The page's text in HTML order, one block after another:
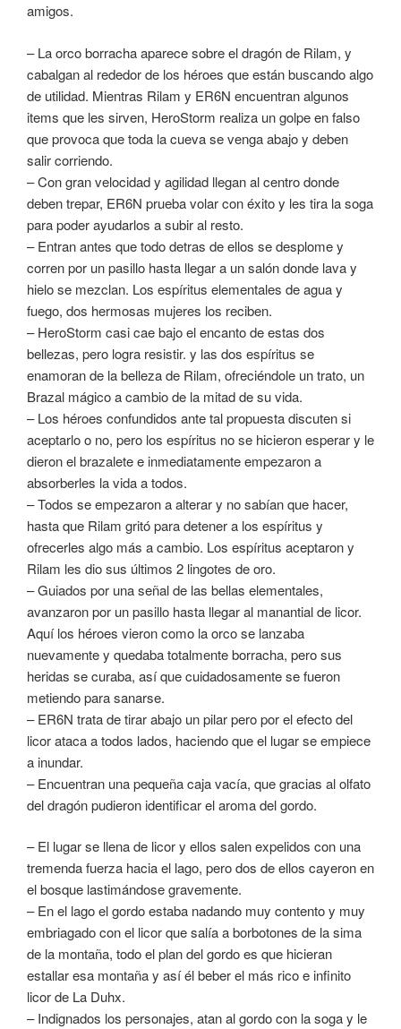
amigos.
– La orco borracha aparece sobre el dragón de Rilam, y
cabalgan al rededor de los héroes que están buscando algo
de utilidad. Mientras Rilam y ER6N encuentran algunos
items que les sirven, HeroStorm realiza un golpe en falso
que provoca que toda la cueva se venga abajo y deben
salir corriendo.
– Con gran velocidad y agilidad llegan al centro donde
deben trepar, ER6N prueba volar con éxito y les tira la soga
para poder ayudarlos a subir al resto.
– Entran antes que todo detras de ellos se desplome y
corren por un pasillo hasta llegar a un salón donde lava y
hielo se mezclan. Los espíritus elementales de agua y
fuego, dos hermosas mujeres los reciben.
– HeroStorm casi cae bajo el encanto de estas dos
bellezas, pero logra resistir. y las dos espíritus se
enamoran de la belleza de Rilam, ofreciéndole un trato, un
Brazal mágico a cambio de la mitad de su vida.
– Los héroes confundidos ante tal propuesta discuten si
aceptarlo o no, pero los espíritus no se hicieron esperar y le
dieron el brazalete e inmediatamente empezaron a
absorberles la vida a todos.
– Todos se empezaron a alterar y no sabían que hacer,
hasta que Rilam gritó para detener a los espíritus y
ofrecerles algo más a cambio. Los espíritus aceptaron y
Rilam les dio sus últimos 2 lingotes de oro.
– Guiados por una señal de las bellas elementales,
avanzaron por un pasillo hasta llegar al manantial de licor.
Aquí los héroes vieron como la orco se lanzaba
nuevamente y quedaba totalmente borracha, pero sus
heridas se curaba, así que cuidadosamente se fueron
metiendo para sanarse.
– ER6N trata de tirar abajo un pilar pero por el efecto del
licor ataca a todos lados, haciendo que el lugar se empiece
a inundar.
– Encuentran una pequeña caja vacía, que gracias al olfato
del dragón pudieron identificar el aroma del gordo.
– El lugar se llena de licor y ellos salen expelidos con una
tremenda fuerza hacia el lago, pero dos de ellos cayeron en
el bosque lastimándose gravemente.
– En el lago el gordo estaba nadando muy contento y muy
embriagado con el licor que salía a borbotones de la sima
de la montaña, todo el plan del gordo es que hicieran
estallar esa montaña y así él beber el más rico e infinito
licor de La Duhx.
– Indignados los personajes, atan al gordo con la soga y le